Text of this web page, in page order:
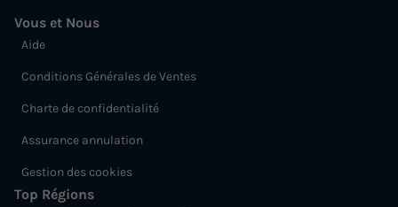
Vous et Nous
Aide
Conditions Générales de Ventes
Charte de confidentialité
Assurance annulation
Gestion des cookies
Top Régions